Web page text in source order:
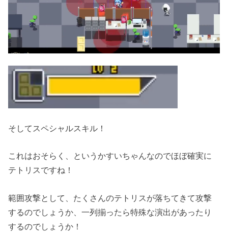
そしてスペシャルスキル！
これはおそらく、というかすいちゃんなのでほぼ確実に
テトリスですね！
範囲攻撃として、たくさんのテトリスが落ちてきて攻撃
するのでしょうか、一列揃ったら特殊な演出があったり
するのでしょうか！